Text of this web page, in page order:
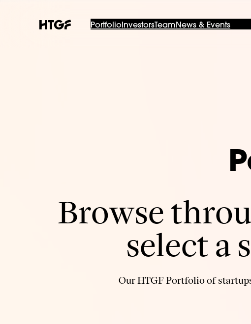
PortfolioInvestorsTeam News & Events
Browse
select a
Our HTGF Portfolio of